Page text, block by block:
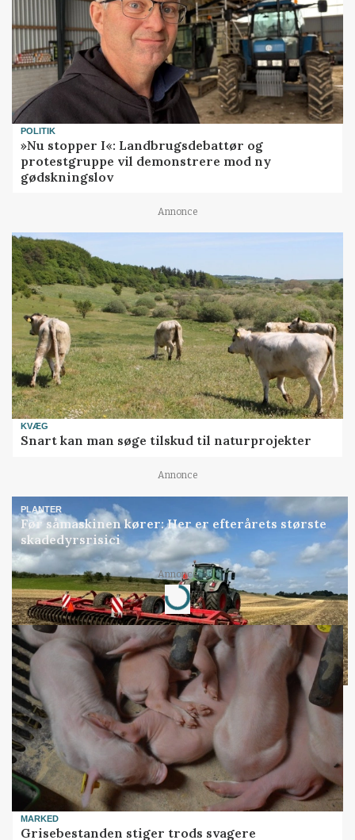
POLITIK
»Nu stopper I«: Landbrugsdebattør og
protestgruppe vil demonstrere mod ny
gødskningslov
Annonce
KVÆG
Snart kan man søge tilskud til naturprojekter
Annonce
PLANTER
Før såmaskinen kører: Her er efterårets største
skadedyrsrisici
Annonce
Loading...
MARKED
Grisebestanden stiger trods svagere